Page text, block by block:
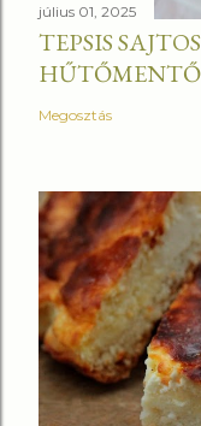
július 01, 2025
TEPSIS
Megosztás